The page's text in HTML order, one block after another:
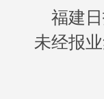
福建
未经报